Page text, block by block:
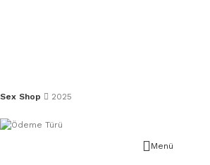
Sex Shop 2025
Menü